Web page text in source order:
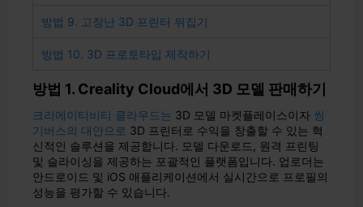
방법 9. 고장난 3D 프린터 뒤집기
방법 10. 3D 프로토타입 제작하기
방법 1. Creality Cloud에서 3D 모델 판매하기
크리에이티비티 클라우드는 3D 모델 마켓플레이스이자 씽
기버스의 대안으로 3D 프린터로 수익을 창출할 수 있는 혁
신적인 솔루션을 제공합니다. 모델 다운로드, 원격 프린팅
및 슬라이싱을 제공하는 포괄적인 플랫폼입니다. 업로더는
안드로이드 및 iOS 애플리케이션에서 실시간으로 프로필의
성능을 평가할 수 있습니다.